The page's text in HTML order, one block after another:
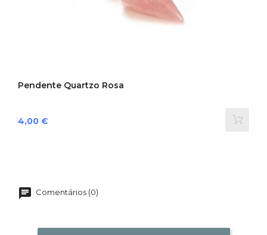
Pendente Quartzo Rosa
Preço
4,00 €
Comentários (0)